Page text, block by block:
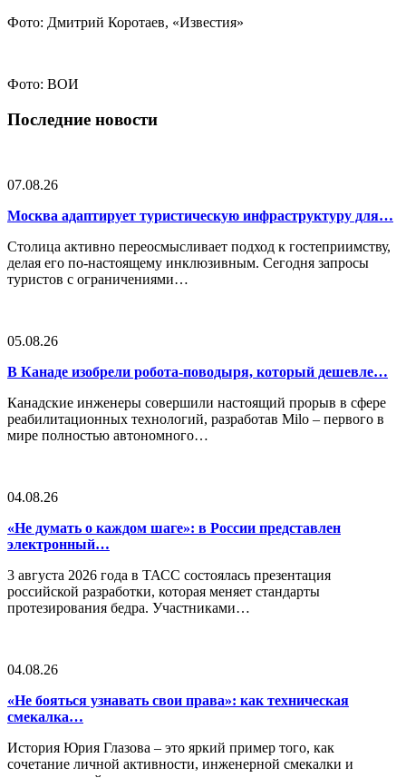
Фото: Дмитрий Коротаев, «Известия»
Фото: ВОИ
Последние новости
07.08.26
Москва адаптирует туристическую инфраструктуру для…
Столица активно переосмысливает подход к гостеприимству,
делая его по-настоящему инклюзивным. Сегодня запросы
туристов с ограничениями…
05.08.26
В Канаде изобрели робота-поводыря, который дешевле…
Канадские инженеры совершили настоящий прорыв в сфере
реабилитационных технологий, разработав Milo – первого в
мире полностью автономного…
04.08.26
«Не думать о каждом шаге»: в России представлен
электронный…
3 августа 2026 года в ТАСС состоялась презентация
российской разработки, которая меняет стандарты
протезирования бедра. Участниками…
04.08.26
«Не бояться узнавать свои права»: как техническая
смекалка…
История Юрия Глазова – это яркий пример того, как
сочетание личной активности, инженерной смекалки и